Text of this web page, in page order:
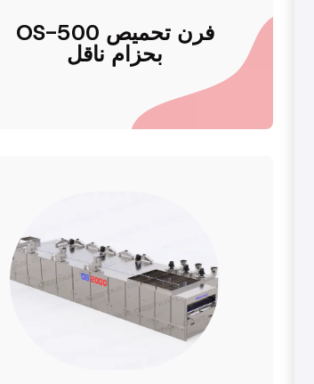
OS-500 فرن تحميص
بحزام ناقل